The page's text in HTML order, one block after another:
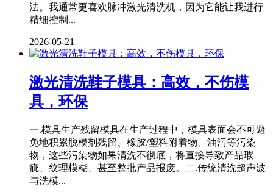
法。我通常更喜欢脉冲激光清洗机，因为它能让我进行
精细控制...
2026-05-21
激光清洗鞋子模具：高效，不伤模
具，环保
一.模具生产残留模具在生产过程中，模具表面会不可避
免地积累脱模剂残留、橡胶/塑料附着物、油污等污染
物，这些污染物如果清洗不彻底，将直接导致产品瑕
疵、纹理模糊、甚至整批产品报废。二.传统清洗超声波
与洗模...